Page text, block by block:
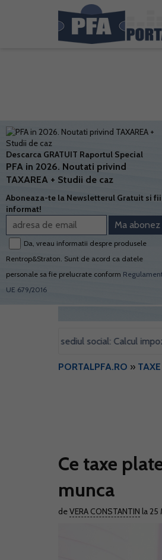
pentru sediul social: Calcul impozit,
PORTALPFA.RO » TAXE
Ce taxe
munca
deVERA CONSTANTIN la 25
Descarca GRATUIT Raportul Special
PFA in 2026. Noutati privind
TAXAREA + Studii de caz
Aboneaza-te la Newsletterul Gratuit si fii
informat!
Da, vreau informatii despre produsele
Rentrop&Straton. Sunt de acord ca datele
personale sa fie prelucrate conform
UE 679/2016